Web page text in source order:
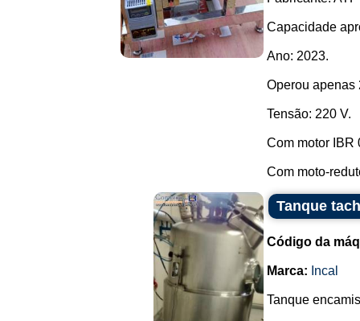
Capacidade
Ano: 2023.
Operou apenas
Tensão: 220 V.
Com motor IBR
Com moto-
Tanque
Código da
Marca: Incal
Tanque